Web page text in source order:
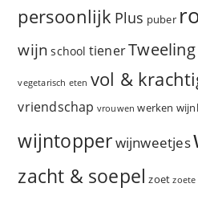
persoonlijk Plus puber
wijn school tienerTweeling
vegetarisch eten vol &
vriendschap vrouwen werken
wijntopperwijnweetjes
zacht & soepel zoet